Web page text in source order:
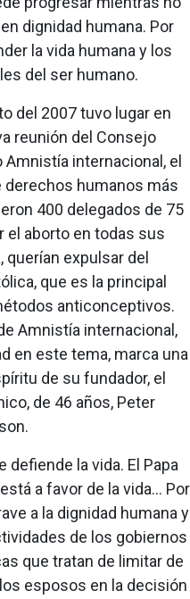
dignidad humana. Por
la vida humana y los
del ser humano.
del 2007 tuvo lugar en
reunión del Consejo
internacional, el
humanos más
400 delegados de 75
el aborto en todas sus
expulsar del
que es la principal
anticonceptivos.
Amnistía internacional,
en este tema, marca una
de su fundador, el
de 46 años, Peter
defiende la vida. El Papa
a favor de la vida... Por
a la dignidad humana y
de los gobiernos
que tratan de limitar de
esposos en la decisión